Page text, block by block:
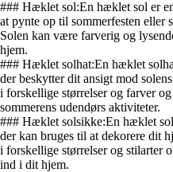
### Hæklet sol:En hæklet sol er
at pynte op til sommerfesten eller
Solen kan være farverig og
hjem.
### Hæklet solhat:En hæklet
der beskytter dit ansigt mod
i forskellige størrelser og farver
sommerens udendørs aktiviteter.
### Hæklet solsikke:En hæklet
der kan bruges til at dekorere dit
i forskellige størrelser og stilarter
ind i dit hjem.